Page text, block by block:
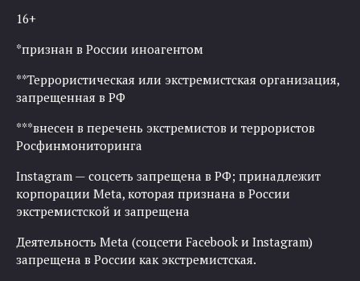
16+
*признан в России иноагентом
**Террористическая или экстремистская организация,
запрещенная в РФ
***внесен в перечень экстремистов и террористов
Росфинмониторинга
Instagram — соцсеть запрещена в РФ; принадлежит
корпорации Meta, которая признана в России
экстремистской и запрещена
Деятельность Meta (соцсети Facebook и Instagram)
запрещена в России как экстремистская.